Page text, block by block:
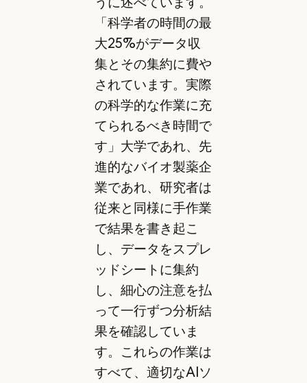
「科学者の時間の最
大25%がデータ収
集とその集約に費や
されています。実際
の科学的な作業に充
てられるべき時間で
す」大学であれ、先
進的なバイオ製薬企
業であれ、研究者は
従来と同様に手作業
で結果を書き起こ
し、データをスプレ
ッドシートに集約
し、細心の注意を払
って一行ずつ分析結
果を確認していま
す。これらの作業は
すべて、適切なAIソ